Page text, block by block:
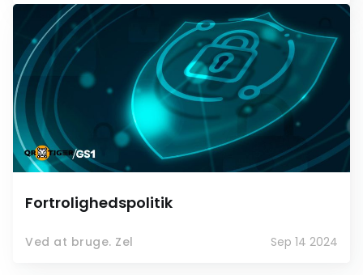
Fortrolighedspolitik
Ved at bruge. Zel Sep 14 2024